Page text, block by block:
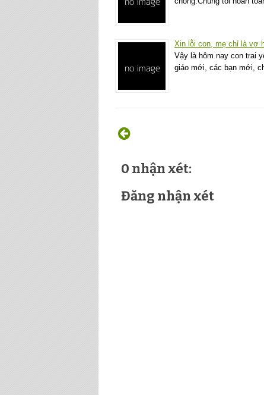
Xin lỗi con, mẹ chỉ là vợ
Vậy là hôm nay con trai
giáo mới, các bạn mới,
0 nhận xét:
Đăng nhận xét